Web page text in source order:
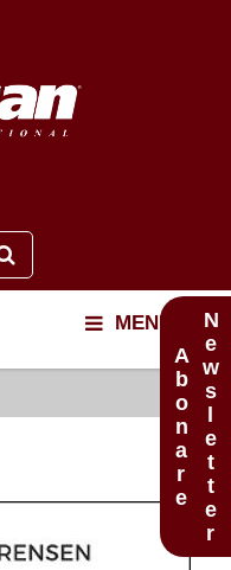
MENU Newsletter
Abonare